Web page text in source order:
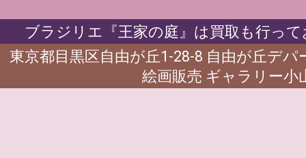
ブラジリエ『王家の庭』は買取も行っ
東京都目黒区自由が丘1-28-8 自由が丘デ
絵画販売 ギャラリー小